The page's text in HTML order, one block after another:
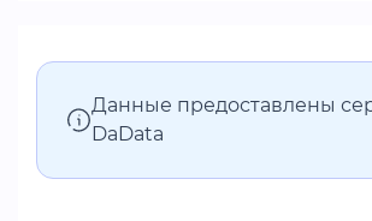
Данные предоставлены
DaData